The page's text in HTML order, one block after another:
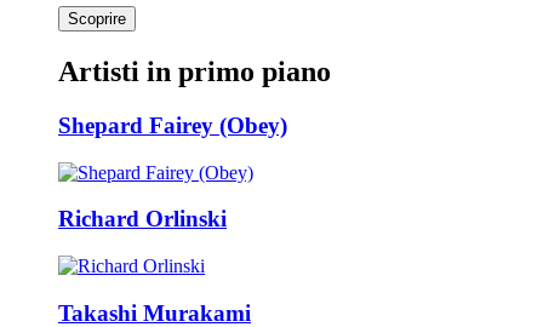
Scoprire
Artisti in primo piano
Shepard Fairey (Obey)
Richard Orlinski
Takashi Murakami